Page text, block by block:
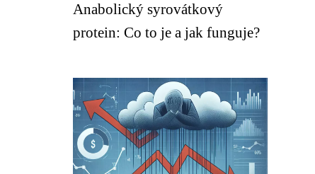
Anabolický syrovátkový
protein: Co to je a jak funguje?